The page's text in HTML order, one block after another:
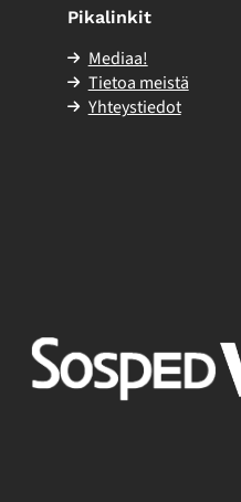
Pikalinkit
Mediaa!
Tietoa meistä
Yhteystiedot